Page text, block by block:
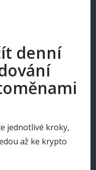
denní
jednotlivé kroky,
až ke krypto